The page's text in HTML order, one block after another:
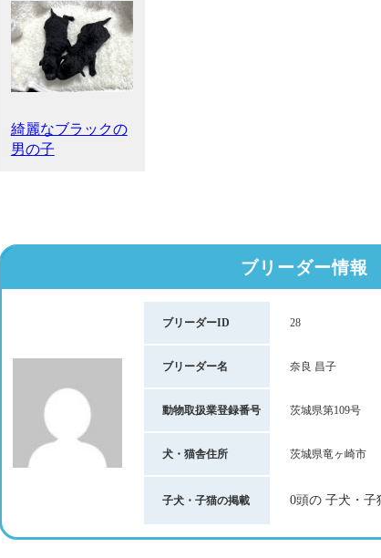
綺麗なブラックの
男の子
ブリーダー情報
ブリーダーID 28
ブリーダー名 奈良 昌子
動物取扱業登録番号 茨城県第109号
犬・猫舎住所 茨城県竜ヶ崎市
子犬・子猫の掲載 0頭の 子犬・子